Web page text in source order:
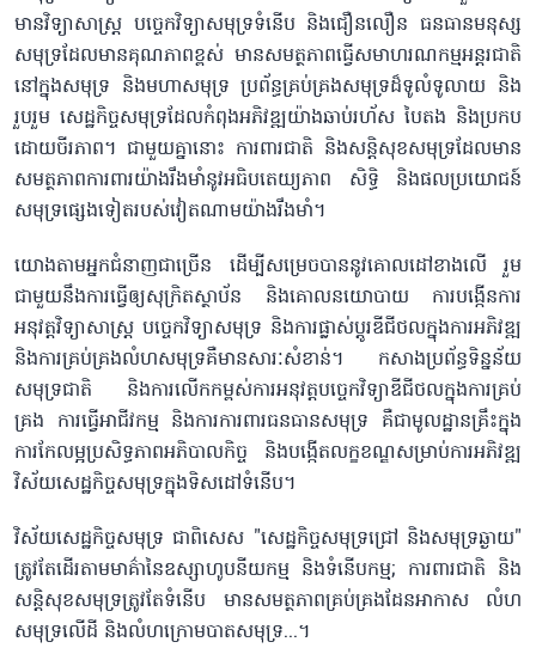
មានវិទ្យាសាស្ត្រ បច្ចេកវិទ្យាសមុទ្រទំនើប និងជឿនលឿន ធនធានមនុស្ស
សមុទ្រដែលមានគុណភាពខ្ពស់ មានសមត្ថភាពធ្វើសមាហរណកម្មអន្តរជាតិ
នៅក្នុងសមុទ្រ និងមហាសមុទ្រ ប្រព័ន្ធគ្រប់គ្រងសមុទ្រដ៏ទូលំទូលាយ និង
រួបរួម សេដ្ឋកិច្ចសមុទ្រដែលកំពុងអភិវឌ្ឍយ៉ាងឆាប់រហ័ស បៃតង និងប្រកប
ដោយចីរភាព។ ជាមួយគ្នានោះ ការពារជាតិ និងសន្តិសុខសមុទ្រដែលមាន
សមត្ថភាពការពារយ៉ាងរឹងមាំនូវអធិបតេយ្យភាព សិទ្ធិ និងផលប្រយោជន៍
សមុទ្រផ្សេងទៀតរបស់វៀតណាមយ៉ាងរឹងមាំ។
យោងតាមអ្នកជំនាញជាច្រើន ដើម្បីសម្រេចបាននូវគោលដៅខាងលើ រួម
ជាមួយនឹងការធ្វើឲ្យសុក្រិតស្ថាប័ន និងគោលនយោបាយ ការបង្កើនការ
អនុវត្តវិទ្យាសាស្ត្រ បច្ចេកវិទ្យាសមុទ្រ និងការផ្លាស់ប្តូរឌីជីថលក្នុងការអភិវឌ្ឍ
និងការគ្រប់គ្រងលំហសមុទ្រគឺមានសារៈសំខាន់។ កសាងប្រព័ន្ធទិន្នន័យ
សមុទ្រជាតិ និងការលើកកម្ពស់ការអនុវត្តបច្ចេកវិទ្យាឌីជីថលក្នុងការគ្រប់
គ្រង ការធ្វើអាជីវកម្ម និងការការពារធនធានសមុទ្រ គឺជាមូលដ្ឋានគ្រឹះក្នុង
ការកែលម្អប្រសិទ្ធភាពអភិបាលកិច្ច និងបង្កើតលក្ខខណ្ឌសម្រាប់ការអភិវឌ្ឍ
វិស័យសេដ្ឋកិច្ចសមុទ្រក្នុងទិសដៅទំនើប។
វិស័យសេដ្ឋកិច្ចសមុទ្រ ជាពិសេស "សេដ្ឋកិច្ចសមុទ្រជ្រៅ និងសមុទ្រឆ្ងាយ"
ត្រូវតែដើរតាមមាគ៌ានៃឧស្សាហូបនីយកម្ម និងទំនើបកម្ម; ការពារជាតិ និង
សន្តិសុខសមុទ្រត្រូវតែទំនើប មានសមត្ថភាពគ្រប់គ្រងដែនអាកាស លំហ
សមុទ្រលើដី និងលំហក្រោមបាតសមុទ្រ...។